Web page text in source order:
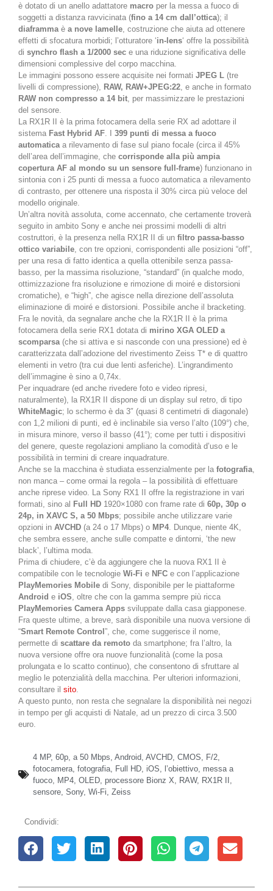
è dotato di un anello adattatore macro per la messa a fuoco di
soggetti a distanza ravvicinata (fino a 14 cm dall’ottica); il
diaframmaè a nove lamelle, costruzione che aiuta ad ottenere
effetti di sfocatura morbidi; l’otturatore ‘in-lens‘ offre la possibilità
di synchro flash a 1/2000 sec e una riduzione significativa delle
dimensioni complessive del corpo macchina.
Le immagini possono essere acquisite nei formati JPEG L (tre
livelli di compressione), RAW, RAW+JPEG:22, e anche in formato
RAW non compresso a 14 bit, per massimizzare le prestazioni
del sensore.
La RX1R II è la prima fotocamera della serie RX ad adottare il
sistema Fast Hybrid AF. I 399 punti di messa a fuoco
automaticaa rilevamento di fase sul piano focale (circa il 45%
dell’area dell’immagine, che corrisponde alla più ampia
copertura AF al mondo su un sensore full-frame) funzionano in
sintonia con i 25 punti di messa a fuoco automatica a rilevamento
di contrasto, per ottenere una risposta il 30% circa più veloce del
modello originale.
Un’altra novità assoluta, come accennato, che certamente troverà
seguito in ambito Sony e anche nei prossimi modelli di altri
costruttori, è la presenza nella RX1R II di un filtro passa-basso
ottico variabile, con tre opzioni, corrispondenti alle posizioni “off”,
per una resa di fatto identica a quella ottenibile senza passa-
basso, per la massima risoluzione, “standard” (in qualche modo,
ottimizzazione fra risoluzione e rimozione di moiré e distorsioni
cromatiche), e “high”, che agisce nella direzione dell’assoluta
eliminazione di moiré e distorsioni. Possibile anche il bracketing.
Fra le novità, da segnalare anche che la RX1R II è la prima
fotocamera della serie RX1 dotata di mirino XGA OLED a
scomparsa(che si attiva e si nasconde con una pressione) ed è
caratterizzata dall’adozione del rivestimento Zeiss T* e di quattro
elementi in vetro (tra cui due lenti asferiche). L’ingrandimento
dell’immagine è sino a 0,74x.
Per inquadrare (ed anche rivedere foto e video ripresi,
naturalmente), la RX1R II dispone di un display sul retro, di tipo
WhiteMagic; lo schermo è da 3″ (quasi 8 centimetri di diagonale)
con 1,2 milioni di punti, ed è inclinabile sia verso l’alto (109°) che,
in misura minore, verso il basso (41°); come per tutti i dispositivi
del genere, queste regolazioni ampliano la comodità d’uso e le
possibilità in termini di creare inquadrature.
Anche se la macchina è studiata essenzialmente per la fotografia,
non manca – come ormai la regola – la possibilità di effettuare
anche riprese video. La Sony RX1 II offre la registrazione in vari
formati, sino al Full HD 1920×1080 con frame rate di 60p, 30p o
24p, in XAVC S, a 50 Mbps; possibile anche utilizzare varie
opzioni in AVCHD (a 24 o 17 Mbps) o MP4. Dunque, niente 4K,
che sembra essere, anche sulle compatte e dintorni, ‘the new
black’, l’ultima moda.
Prima di chiudere, c’è da aggiungere che la nuova RX1 II è
compatibile con le tecnologie Wi-Fi e NFC e con l’applicazione
PlayMemories Mobile di Sony, disponibile per le piattaforme
Android e iOS, oltre che con la gamma sempre più ricca
PlayMemories Camera Apps sviluppate dalla casa giapponese.
Fra queste ultime, a breve, sarà disponibile una nuova versione di
“Smart Remote Control ”, che, come suggerisce il nome,
permette di scattare da remoto da smartphone; fra l’altro, la
nuova versione offre ora nuove funzionalità (come la posa
prolungata e lo scatto continuo), che consentono di sfruttare al
meglio le potenzialità della macchina. Per ulteriori informazioni,
consultare il sito.
A questo punto, non resta che segnalare la disponibilità nei negozi
in tempo per gli acquisti di Natale, ad un prezzo di circa 3.500
euro.
4 MP, 60p a 50 Mbps Android AVCHD CMOS F/2
fotocamera fotografia Full HD iOS l’obiettivo messa a
fuoco
MP4 OLED processore Bionz X RAW, RX1R II
sensore Sony, Wi-Fi Zeiss
Condividi: